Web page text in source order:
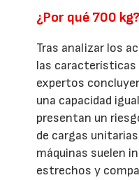
¿Por qué 700 kg?
Tras analizar los
las características
expertos
una capacidad
presentan un
de cargas
máquinas suelen
estrechos y